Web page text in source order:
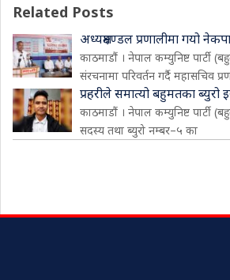
Related Posts
अध्यक्षमण्डल प्रणालीमा गयो
काठमाडौं । नेपाल कम्युनिष्ट
संरचनामा परिवर्तन गर्दै महासचिव
प्रहरीले समात्यो बहुमतका ब्युरो
काठमाडौं । नेपाल कम्युनिष्ट पार्टी
सदस्य तथा ब्युरो नम्बर–५ का